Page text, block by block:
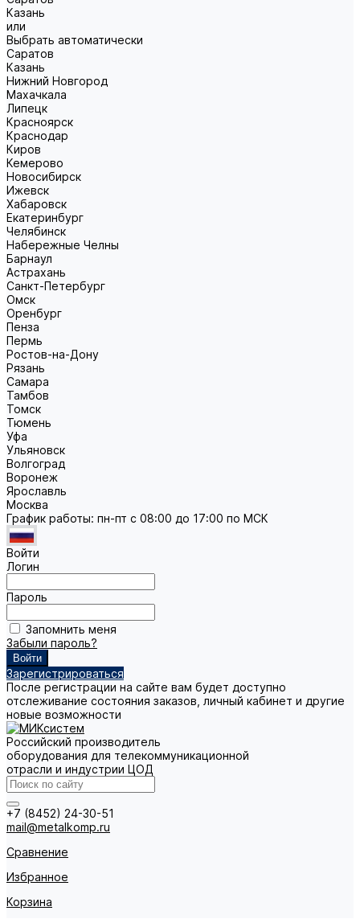
Казань
или
Выбрать автоматически
Саратов
Казань
Нижний Новгород
Махачкала
Липецк
Красноярск
Краснодар
Киров
Кемерово
Новосибирск
Ижевск
Хабаровск
Екатеринбург
Челябинск
Набережные Челны
Барнаул
Астрахань
Санкт-Петербург
Омск
Оренбург
Пенза
Пермь
Ростов-на-Дону
Рязань
Самара
Тамбов
Томск
Тюмень
Уфа
Ульяновск
Волгоград
Воронеж
Ярославль
Москва
График работы: пн-пт с 08:00 до 17:00 по МСК
Войти
Логин
Пароль
Запомнить меня
Забыли пароль?
Зарегистрироваться
После регистрации на сайте вам будет доступно
отслеживание состояния заказов, личный кабинет и другие
новые возможности
Российский производитель
оборудования для телекоммуникационной
отрасли и индустрии ЦОД
+7 (8452) 24-30-51
mail@metalkomp.ru
Сравнение
Избранное
Корзина